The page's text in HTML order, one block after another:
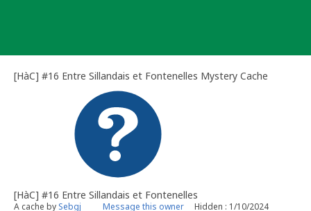
[HàC] #16 Entre Sillandais et Fontenelles Mystery Cache
[HàC] #16 Entre Sillandais et Fontenelles
A cache by Sebgj Message this owner Hidden : 1/10/2024